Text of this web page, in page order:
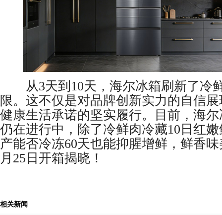
从3天到10天，海尔冰箱刷新了冷
限。这不仅是对品牌创新实力的自信
健康生活承诺的坚实履行。目前，海
仍在进行中，除了冷鲜肉冷藏10日红
产能否冷冻60天也能抑腥增鲜，鲜香
月25日开箱揭晓！
相关新闻